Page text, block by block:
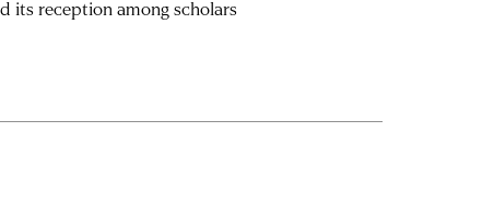
its reception among scholars